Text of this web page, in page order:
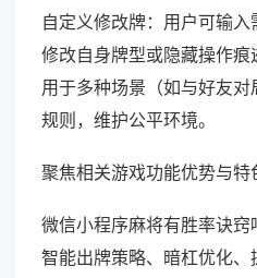
自定义修改牌：用户可输入
修改自身牌型或隐藏操作痕
用于多种场景（如与好友
规则，维护公平环境。
聚焦相关游戏功能优势与特
微信小程序麻将有胜率诀窍
智能出牌策略、暗杠优化